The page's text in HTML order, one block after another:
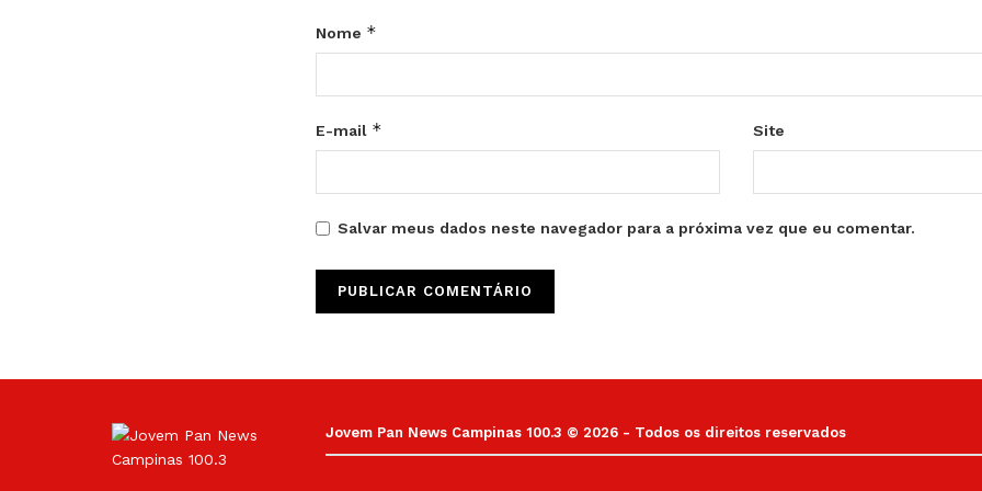
Nome *
E-mail * Site
Salvar meus dados neste navegador para a próxima vez que eu comentar.
Jovem Pan News Campinas 100.3 © 2026 - Todos os direitos reservados